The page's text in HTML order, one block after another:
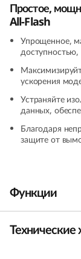
e
m
D
S
5
0
C
Простое,
All-Flash
Упрощенное,
ускорения
Устраняйте
данных,
Благодаря
защите от
Функции
Технические